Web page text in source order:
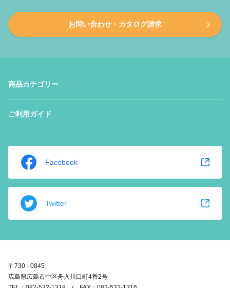
お問い合わせ・カタログ請求
商品カテゴリー
ご利用ガイド
Facebook
Twitter
〒730 - 0845
広島県広島市中区舟入川口町4番2号